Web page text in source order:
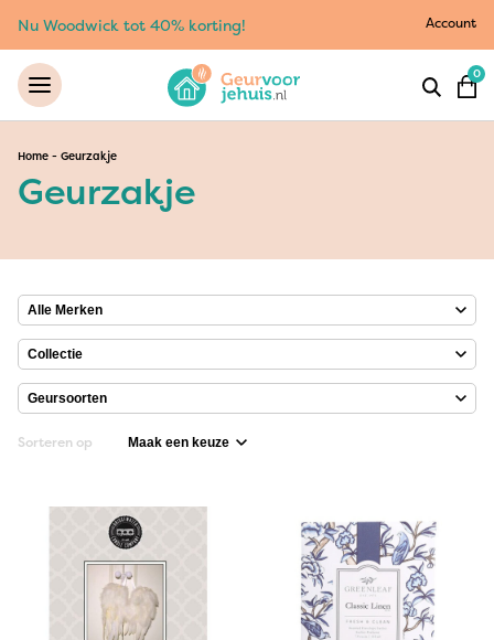
Nu Woodwick tot 40% korting! Account
0
Home - Geurzakje
Geurzakje
Sorteren op